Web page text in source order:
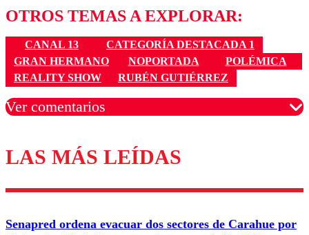
OTROS TEMAS A EXPLORAR:
CANAL 13
CATEGORÍA DESTACADA 1
GRAN HERMANO
NOPORTADA
POLÉMICA
REALITY SHOW
RUBÉN GUTIÉRREZ
Ver comentarios
Los comentarios son moderados para garantizar un
diálogo respetuoso.
Nombre
Correo
LAS MÁS LEÍDAS
Senapred ordena evacuar dos sectores de Carahue por